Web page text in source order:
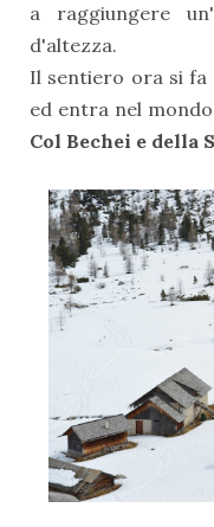
a raggiungere
d'altezza.
Il sentiero ora si fa
ed entra nel mondo
Col Bechei e della